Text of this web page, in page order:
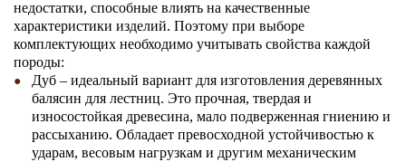
недостатки, способные влиять на качественные
характеристики изделий. Поэтому при выборе
комплектующих необходимо учитывать свойства каждой
породы:
Дуб – идеальный вариант для изготовления деревянных
балясин для лестниц. Это прочная, твердая и
износостойкая древесина, мало подверженная гниению и
рассыханию. Обладает превосходной устойчивостью к
ударам, весовым нагрузкам и другим механическим